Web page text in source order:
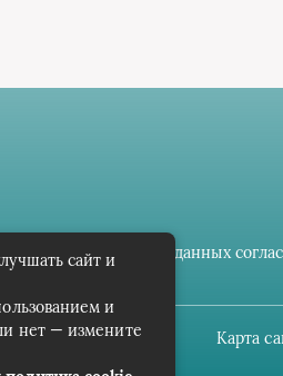
своих персональных данных
целях.
Карта
сайт и
и
нет — измените